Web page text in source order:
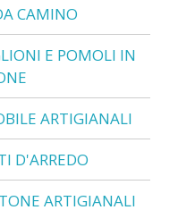
CAMINO
E POMOLI IN
ARTIGIANALI
D'ARREDO
ARTIGIANALI